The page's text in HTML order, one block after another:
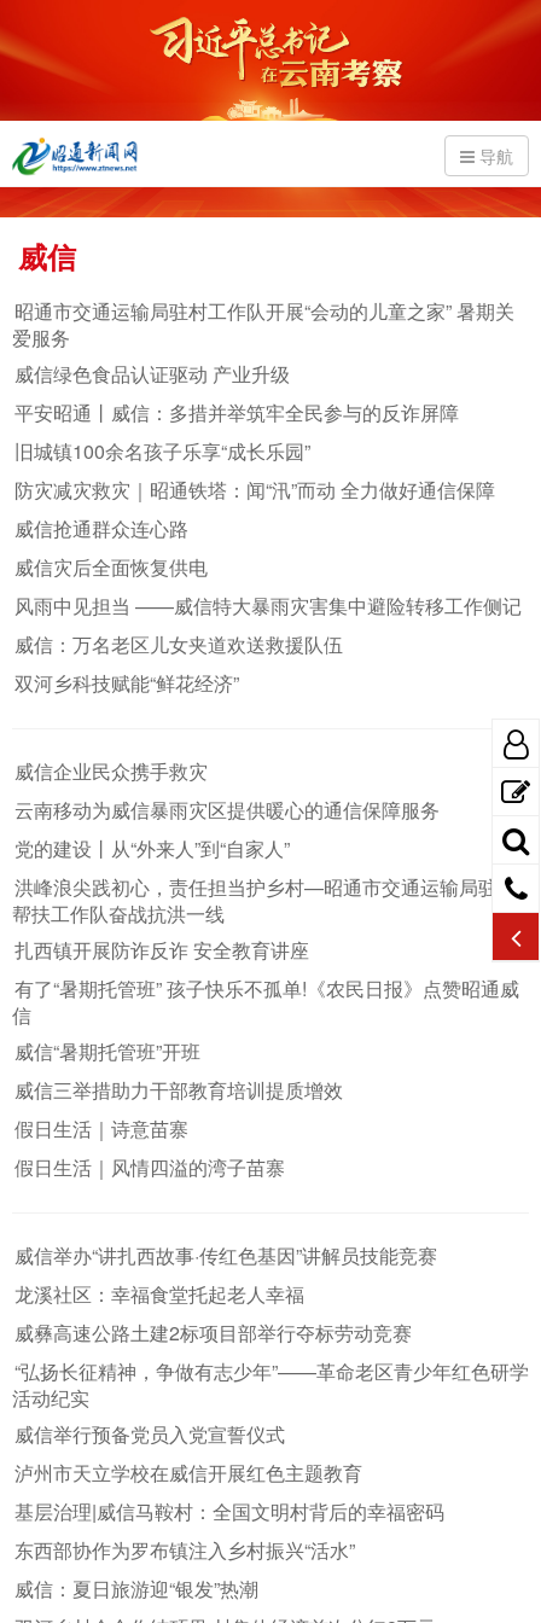
导航
威信
昭通市交通运输局驻村工作队开展“会动的儿童之家” 暑期关
爱服务
威信绿色食品认证驱动 产业升级
平安昭通丨威信：多措并举筑牢全民参与的反诈屏障
旧城镇100余名孩子乐享“成长乐园”
防灾减灾救灾｜昭通铁塔：闻“汛”而动 全力做好通信保障
威信抢通群众连心路
威信灾后全面恢复供电
风雨中见担当 ——威信特大暴雨灾害集中避险转移工作侧记
威信：万名老区儿女夹道欢送救援队伍
双河乡科技赋能“鲜花经济”
威信企业民众携手救灾
云南移动为威信暴雨灾区提供暖心的通信保障服务
党的建设丨从“外来人”到“自家人”
洪峰浪尖践初心，责任担当护乡村—昭通市交通运输局驻村
帮扶工作队奋战抗洪一线
扎西镇开展防诈反诈 安全教育讲座
有了“暑期托管班” 孩子快乐不孤单!《农民日报》点赞昭通威
信
威信“暑期托管班”开班
威信三举措助力干部教育培训提质增效
假日生活｜诗意苗寨
假日生活｜风情四溢的湾子苗寨
威信举办“讲扎西故事·传红色基因”讲解员技能竞赛
龙溪社区：幸福食堂托起老人幸福
威彝高速公路土建2标项目部举行夺标劳动竞赛
“弘扬长征精神，争做有志少年”——革命老区青少年红色研学
活动纪实
威信举行预备党员入党宣誓仪式
泸州市天立学校在威信开展红色主题教育
基层治理|威信马鞍村：全国文明村背后的幸福密码
东西部协作为罗布镇注入乡村振兴“活水”
威信：夏日旅游迎“银发”热潮